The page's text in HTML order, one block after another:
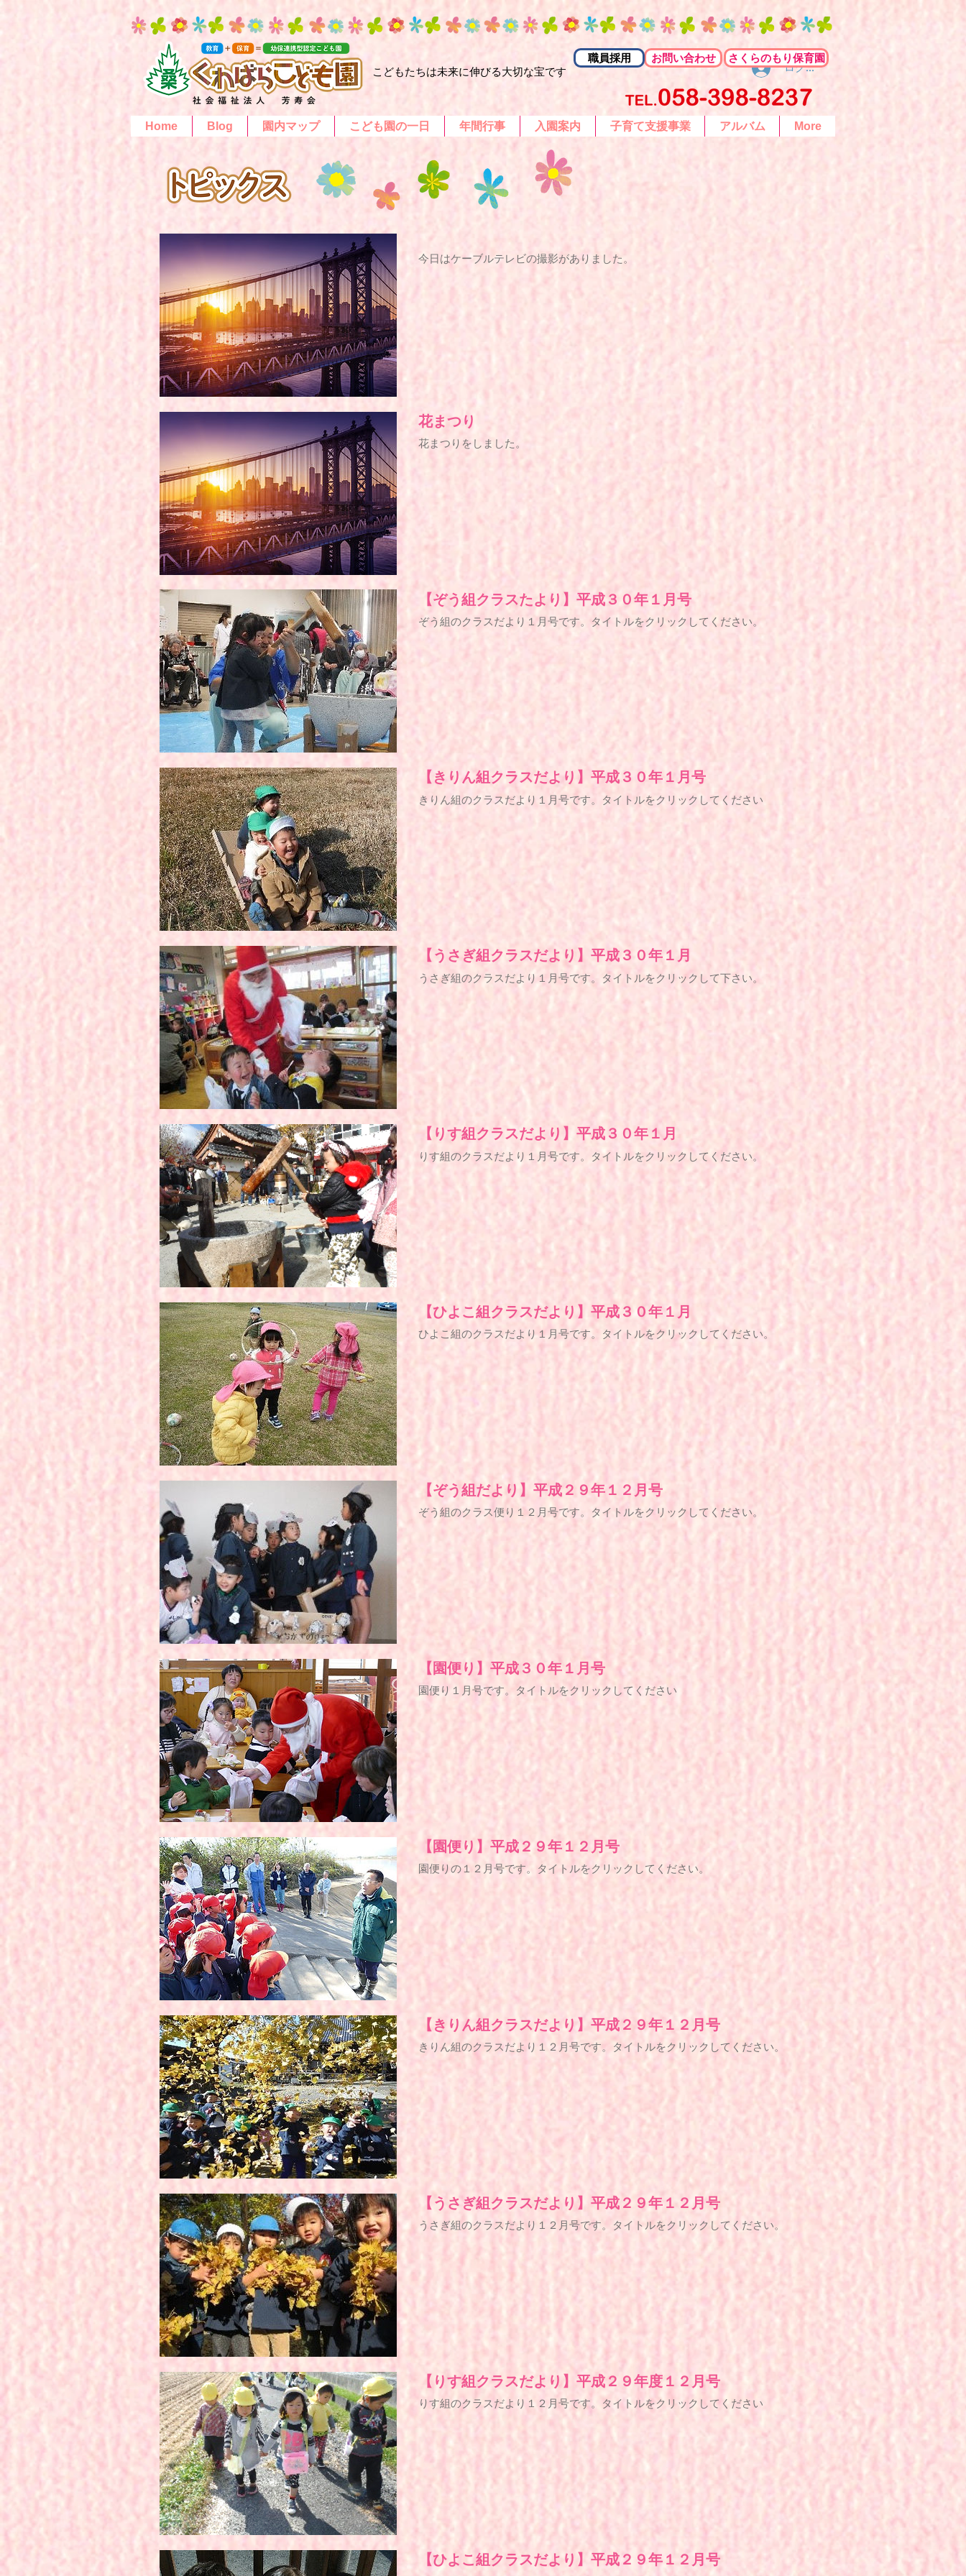
こどもたちは未来に伸びる大切な宝です
お問い合わせ
ログイン
職員採用 さくらのもり保育園
Home Blog 園内マップ こども園の一日 年間行事 入園案内 子育て支援事業 アルバム More
​今日はケーブルテレビの撮影がありました。
花まつり
花まつりをしました。
【ぞう組クラスたより】平成３０年１月号
ぞう組のクラスだより１月号です。タイトルをクリックしてください。
【きりん組クラスだより】平成３０年１月号
きりん組のクラスだより１月号です。タイトルをクリックしてください
【うさぎ組クラスだより】平成３０年１月
​うさぎ組のクラスだより１月号です。タイトルをクリックして下さい。
【りす組クラスだより】平成３０年１月
りす組のクラスだより１月号です。タイトルをクリックしてください。
【ひよこ組クラスだより】平成３０年１月
ひよこ組のクラスだより１月号です。タイトルをクリックしてください。
【ぞう組だより】平成２９年１２月号
ぞう組のクラス便り１２月号です。タイトルをクリックしてください。
【園便り】平成３０年１月号
​園便り１月号です。タイトルをクリックしてください
【園便り】平成２９年１２月号
園便りの１２月号です。タイトルをクリックしてください。
【きりん組クラスだより】平成２９年１２月号
きりん組のクラスだより１２月号です。タイトルをクリックしてください。
【うさぎ組クラスだより】平成２９年１２月号
うさぎ組のクラスだより１２月号です。タイトルをクリックしてください。
【りす組クラスだより】平成２９年度１２月号
りす組のクラスだより１２月号です。タイトルをクリックしてください
【ひよこ組クラスだより】平成２９年１２月号